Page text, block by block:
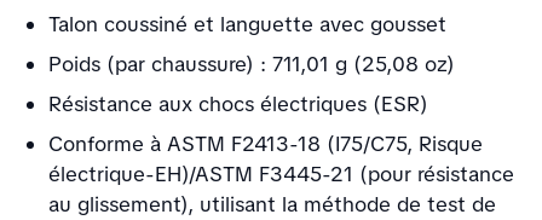
Talon coussiné et languette avec gousset
Poids (par chaussure) : 711,01 g (25,08 oz)
Résistance aux chocs électriques (ESR)
Conforme à ASTM F2413-18 (I75/C75, Risque
électrique-EH)/ASTM F3445-21 (pour résistance
au glissement), utilisant la méthode de test de